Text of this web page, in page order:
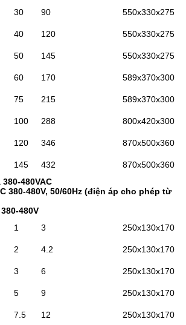
30 90
550x330x275
40 120
550x330x275
50 145
550x330x275
60 170
589x370x300
75 215
589x370x300
100 288
800x420x300
120 346
870x500x360
145 432
870x500x360
480VAC
380-480V, 50/60Hz (điện áp cho phép từ
480V
1 3
250x130x170
2 4.2
250x130x170
3 6
250x130x170
5 9
250x130x170
7.5 12
250x130x170